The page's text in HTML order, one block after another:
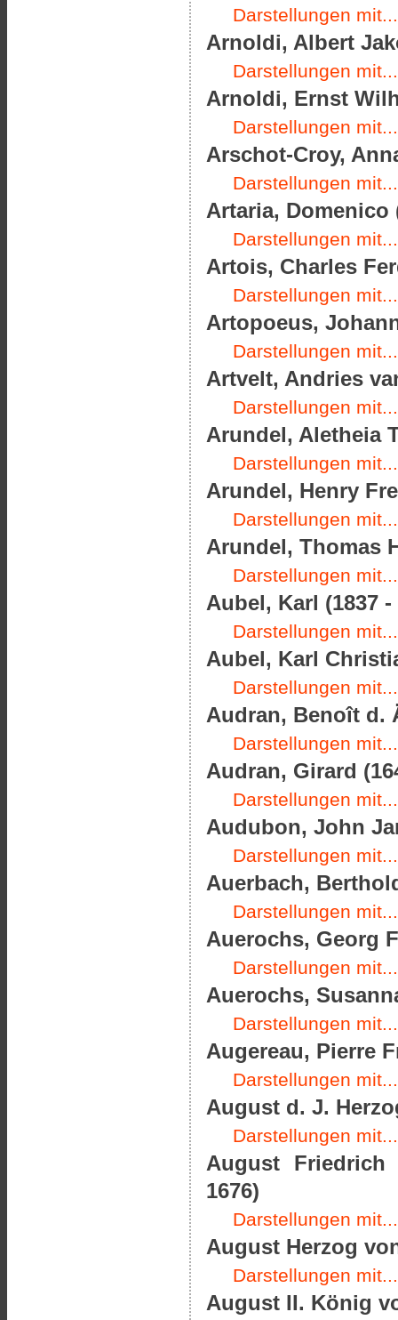
Darstellungen mit...
Arnoldi, Albert
Darstellungen mit...
Arnoldi, Ernst
Darstellungen mit...
Arschot-Croy,
Darstellungen mit...
Artaria, Domenico
Darstellungen mit...
Artois, Charles
Darstellungen mit...
Artopoeus,
Darstellungen mit...
Artvelt, Andries
Darstellungen mit...
Arundel, Aletheia
Darstellungen mit...
Arundel, Henry
Darstellungen mit...
Arundel, Thomas
Darstellungen mit...
Aubel, Karl (1837 -
Darstellungen mit...
Aubel, Karl
Darstellungen mit...
Audran, Benoît d.
Darstellungen mit...
Audran, Girard
Darstellungen mit...
Audubon, John
Darstellungen mit...
Auerbach,
Darstellungen mit...
Auerochs, Georg
Darstellungen mit...
Auerochs,
Darstellungen mit...
Augereau, Pierre
Darstellungen mit...
August d. J.
Darstellungen mit...
August Friedrich
1676)
Darstellungen mit...
August Herzog
Darstellungen mit...
August II. König